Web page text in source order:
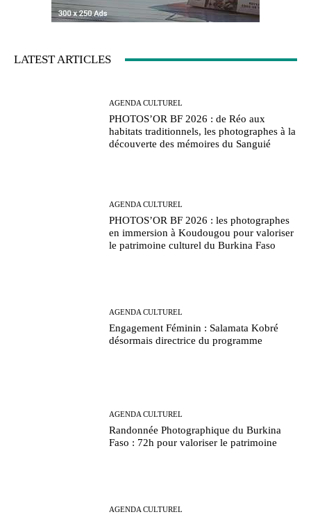
LATEST ARTICLES
AGENDA CULTUREL
PHOTOS’OR BF 2026 : de Réo aux
habitats traditionnels, les photographes à la
découverte des mémoires du Sanguié
AGENDA CULTUREL
PHOTOS’OR BF 2026 : les photographes
en immersion à Koudougou pour valoriser
le patrimoine culturel du Burkina Faso
AGENDA CULTUREL
Engagement Féminin : Salamata Kobré
désormais directrice du programme
AGENDA CULTUREL
Randonnée Photographique du Burkina
Faso : 72h pour valoriser le patrimoine
AGENDA CULTUREL